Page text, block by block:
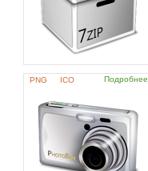
PNG ICO Подробнее